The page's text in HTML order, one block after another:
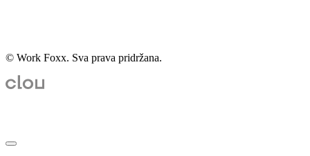
© Work Foxx. Sva prava pridržana.